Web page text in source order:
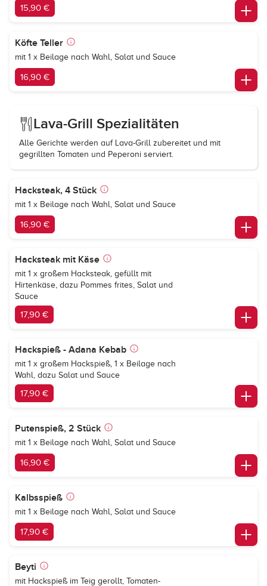
15,90 €
Köfte Teller
mit 1 x Beilage nach Wahl, Salat und Sauce
16,90 €
Lava-Grill Spezialitäten
Alle Gerichte werden auf Lava-Grill zubereitet und mit
gegrillten Tomaten und Peperoni serviert.
Hacksteak, 4 Stück
mit 1 x Beilage nach Wahl, Salat und Sauce
16,90 €
Hacksteak mit Käse
mit 1 x großem Hacksteak, gefüllt mit
Hirtenkäse, dazu Pommes frites, Salat und
Sauce
17,90 €
Hackspieß - Adana Kebab
mit 1 x großem Hackspieß, 1 x Beilage nach
Wahl, dazu Salat und Sauce
17,90 €
Putenspieß, 2 Stück
mit 1 x Beilage nach Wahl, Salat und Sauce
16,90 €
Kalbsspieß
mit 1 x Beilage nach Wahl, Salat und Sauce
17,90 €
Beyti
mit Hackspieß im Teig gerollt, Tomaten-